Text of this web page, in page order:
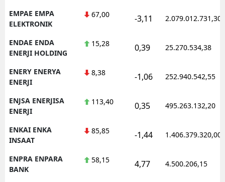
EMPAE EMPA
ELEKTRONIK
67,00 -3,11 2.079.012.731,30
ENDAE ENDA
ENERJI HOLDING
15,28 0,39 25.270.534,38
ENERY ENERYA
ENERJI
8,38 -1,06 252.940.542,55
ENJSA ENERJISA
ENERJI
113,40 0,35 495.263.132,20
ENKAI ENKA
INSAAT
85,85 -1,44 1.406.379.320,00
ENPRA ENPARA
BANK
58,15 4,77 4.500.206,15